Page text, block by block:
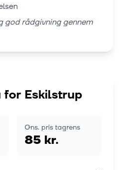
god rådgivning gennem
for Eskilstrup
Gns. pris tagrens
85 kr.